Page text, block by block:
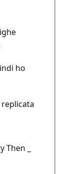
ho
_